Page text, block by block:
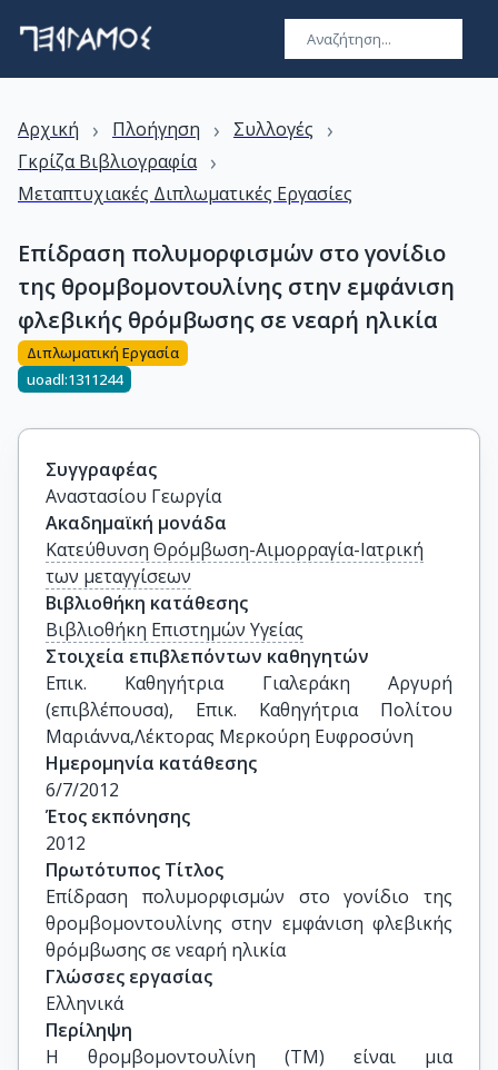
Αρχική › Πλοήγηση › Συλλογές ›
Γκρίζα Βιβλιογραφία ›
Μεταπτυχιακές Διπλωματικές Εργασίες
Επίδραση πολυμορφισμών στο γονίδιο
της θρομβομοντουλίνης στην εμφάνιση
φλεβικής θρόμβωσης σε νεαρή ηλικία
Διπλωματική Εργασία
uoadl:1311244
Συγγραφέας
Αναστασίου Γεωργία
Ακαδημαϊκή μονάδα
Κατεύθυνση Θρόμβωση-Αιμορραγία-Ιατρική
των μεταγγίσεων
Βιβλιοθήκη κατάθεσης
Βιβλιοθήκη Επιστημών Υγείας
Στοιχεία επιβλεπόντων καθηγητών
Επικ. Καθηγήτρια Γιαλεράκη Αργυρή
(επιβλέπουσα), Επικ. Καθηγήτρια Πολίτου
Μαριάννα,Λέκτορας Μερκούρη Ευφροσύνη
Ημερομηνία κατάθεσης
6/7/2012
Έτος εκπόνησης
2012
Πρωτότυπος Τίτλος
Επίδραση πολυμορφισμών στο γονίδιο της
θρομβομοντουλίνης στην εμφάνιση φλεβικής
θρόμβωσης σε νεαρή ηλικία
Γλώσσες εργασίας
Ελληνικά
Περίληψη
Η θρομβομοντουλίνη (TM) είναι μια